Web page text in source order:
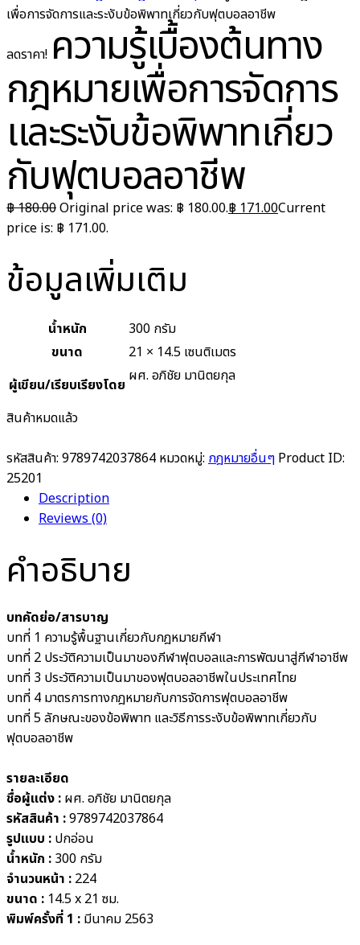
เพื่อการจัดการและระงับข้อพิพาทเกี่ยวกับฟุตบอลอาชีพ
ลดราคา! ความรู้เบื้องต้นทาง
กฎหมายเพื่อการจัดการ
และระงับข้อพิพาทเกี่ยว
กับฟุตบอลอาชีพ
฿180.00Original price was: ฿ 180.00.฿ 171.00Current
price is: ฿ 171.00.
ข้อมูลเพิ่มเติม
น้ำหนัก
300 กรัม
ขนาด
21 × 14.5 เซนติเมตร
ผู้เขียน/เรียบเรียงโดย ผศ. อภิชัย มานิตยกุล
สินค้าหมดแล้ว
รหัสสินค้า: 9789742037864 หมวดหมู่: กฎหมายอื่นๆ Product ID:
25201
Description
Reviews (0)
คำอธิบาย
บทคัดย่อ/สารบาญ
บทที่ 1 ความรู้พื้นฐานเกี่ยวกับกฎหมายกีฬา
บทที่ 2 ประวัติความเป็นมาของกีฬาฟุตบอลและการพัฒนาสู่กีฬาอาชีพ
บทที่ 3 ประวัติความเป็นมาของฟุตบอลอาชีพในประเทศไทย
บทที่ 4 มาตรการทางกฎหมายกับการจัดการฟุตบอลอาชีพ
บทที่ 5 ลักษณะของข้อพิพาท และวิธีการระงับข้อพิพาทเกี่ยวกับ
ฟุตบอลอาชีพ
รายละเอียด
ชื่อผู้แต่ง : ผศ. อภิชัย มานิตยกุล
รหัสสินค้า :9789742037864
รูปแบบ : ปกอ่อน
น้ำหนัก : 300 กรัม
จำนวนหน้า : 224
ขนาด : 14.5 x 21 ซม.
พิมพ์ครั้งที่ 1 : มีนาคม 2563